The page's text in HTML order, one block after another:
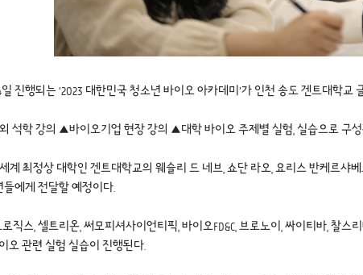
진행되는 ‘2023 대한민국 청소년 바이오 아카데미’가 인천 송도 겐트대학교
학 강의 ▲바이오기업 현장 강의 ▲대학 바이오 주제별 실험, 실습으로 구성
최정상 대학인 겐트대학교의 웨슬리 드 네브, 쇼단 라오, 요리스 반케르샤
에게 전달할 예정이다.
스, 셀트리온, 써모피셔사이언티픽, 바이오FD&C, 브로노이, 싸이티바, 찰
오 관련 실험 실습이 진행된다.